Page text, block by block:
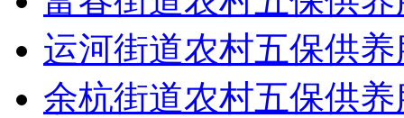
运河街道农村五保供
余杭街道农村五保供